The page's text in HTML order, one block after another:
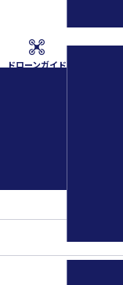
ドローンガイド